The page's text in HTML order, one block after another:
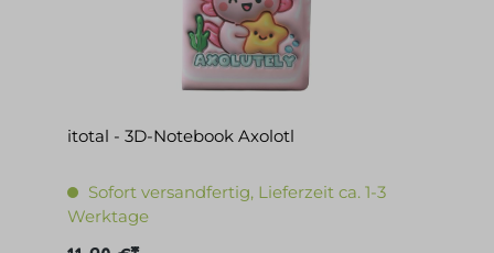
itotal - 3D-Notebook Axolotl
Sofort versandfertig, Lieferzeit ca. 1-3
Werktage